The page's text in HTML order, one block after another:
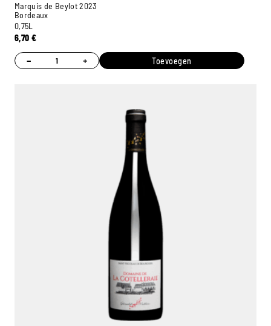
Marquis de Beylot 2023
Bordeaux
0,75L
6,70 €
− + Toevoegen